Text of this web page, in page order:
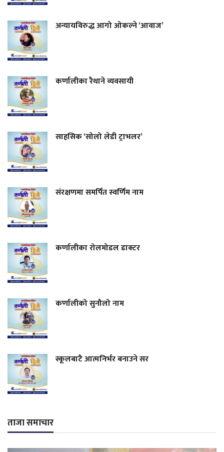
अन्यायविरुद्ध आगो ओकल्ने ‘आवाज’
कर्णालीका रैथाने व्यवसायी
साहसिक ‘सोलो लेडी ट्राभलर’
संरक्षणमा समर्पित स्वर्णिम नाम
कर्णालीका रोलमोडल डाक्टर
कर्णालीको सुनौलो नाम
स्कूलबाटै आत्मनिर्भर बनाउने सर
ताजा समाचार